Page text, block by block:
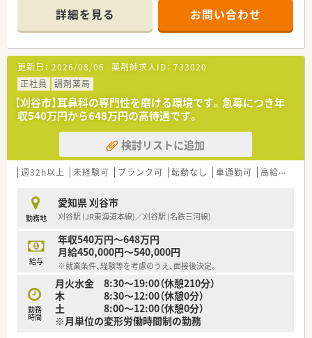
＼ こんな方にオススメ ／
★地域貢献したい気持ちがある方
★意欲的に取り組み、
スキルアップ・キャリアアップを目指したい方
★他職種の方と連携を取れる環境を希望している方
＼ 店舗について ／
■内科ほか複数科目を応需しており、経験も積める環境です。
■最寄駅から徒歩圏内、公共交通機関での通勤にも便利な立地！
■20-40代の方が活躍されています。
また、1人1台iPadが支給されるためカスタマイズ機能も利用で
き、ストレスなく薬歴記載ができます。
このように利便性の高いシステムを導入することで、時間を有効
活用し対人業務を充実させることが可能です。
★地域に密着した健康ステーション！
スーパーやスポーツクラブなどのグループ企業と共に、多業種と
連携した出店をしております。
「調剤の待ち時間に買物を…」「いつも利用するスーパーでお薬
を受け取れると便利…」といった利便性・集客力があり、
不特定多数の医療機関から発行された面分業の処方せんが集ま
取り扱う薬剤の種類が多く、疾患内容も多岐にわたっており、幅
広い勉強ができるのも特徴です。
★薬剤師スキルの向上が可能！
医師の開業支援も行っており、開院時からマンツーマン体制を整
えている調剤薬局が多くあります。
そのため、しっかりと薬剤師スキルを豊富な処方箋枚数から向上
させることが可能です。
また、患者様へのフォローアップやトレーシングレポートの作成
などを通して、地域の患者様の健康に寄り添っています。
★挑戦する人にはチャンス（多彩なキャリアパス）があります！
20歳代・30歳代の若い薬剤師が薬局や本部スタッフとして活躍
し会社を引っ張っています。
詳細を見る お問い合わせ
更新日： 2026/08/06 薬剤師求人ID： 733020
正社員
調剤薬局
【刈谷市】耳鼻科の専門性を磨ける環境です。急募につき年
収540万円から648万円の高待遇です。
検討リストに追加
週32h以上 未経験可 ブランク可 転勤なし 車通勤可 高給与(600万円以上)
勤務地
愛知県 刈谷市
刈谷駅 (JR東海道本線)／刈谷駅 (名鉄三河線)
給与
年収540万円～648万円
月給450,000円～540,000円
※就業条件、経験等を考慮のうえ、面接後決定。
勤務
時間
月火水金 8:30～19:00（休憩210分）
木 8:30～12:00（休憩0分）
土 8:00～12:00（休憩0分）
※月単位の変形労働時間制の勤務